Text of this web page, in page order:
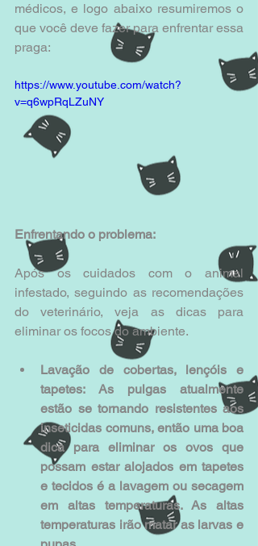
médicos, e logo abaixo resumiremos o
que você deve fazer para enfrentar essa
praga:
https://www.youtube.com/watch?
v=q6wpRqLZuNY
Enfrentando o problema:
Após os cuidados com o animal
infestado, seguindo as recomendações
do veterinário, veja as dicas para
eliminar os focos do ambiente.
Lavação de cobertas, lençóis e
tapetes: As pulgas atualmente
estão se tornando resistentes aos
inseticidas comuns, então uma boa
dica para eliminar os ovos que
possam estar alojados em tapetes
e tecidos é a lavagem ou secagem
em altas temperaturas. As altas
temperaturas irão matar as larvas e